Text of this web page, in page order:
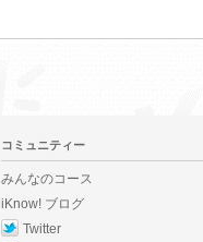
コミュニティー
みんなのコース
iKnow! ブログ
Twitter